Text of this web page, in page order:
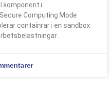
komponent i
Computing Mode
containrar i en sandbox